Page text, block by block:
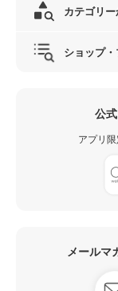
カテゴリ
ショップ
公
アプリ
メールマ